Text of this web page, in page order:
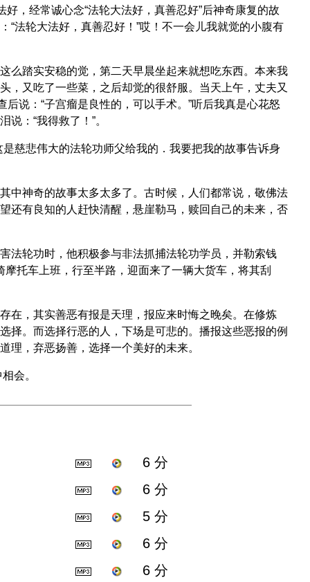
，经常诚心念“法轮大法好，真善忍好”后神奇康复的故
法轮大法好，真善忍好！”哎！不一会儿我就觉的小腹有
么踏实安稳的觉，第二天早晨坐起来就想吃东西。本来我
，又吃了一些菜，之后却觉的很舒服。当天上午，丈夫又
说：“子宫瘤是良性的，可以手术。”听后我真是心花怒
：“我得救了！”。
慈悲伟大的法轮功师父给我的．我要把我的故事告诉身
中神奇的故事太多太多了。古时候，人们都常说，敬佛法
还有良知的人赶快清醒，悬崖勒马，赎回自己的未来，否
法轮功时，他积极参与非法抓捕法轮功学员，并勒索钱
托车上班，行至半路，迎面来了一辆大货车，将其刮
在，其实善恶有报是天理，报应来时悔之晚矣。在修炼
择。而选择行恶的人，下场是可悲的。播报这些恶报的例
理，弃恶扬善，选择一个美好的未来。
会。
6 分
6 分
5 分
6 分
6 分